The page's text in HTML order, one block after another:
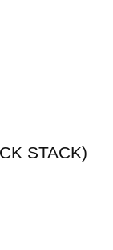
STACK)